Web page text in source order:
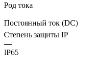
Род тока
—
Постоянный ток (DC)
Степень защиты IP
—
IP65